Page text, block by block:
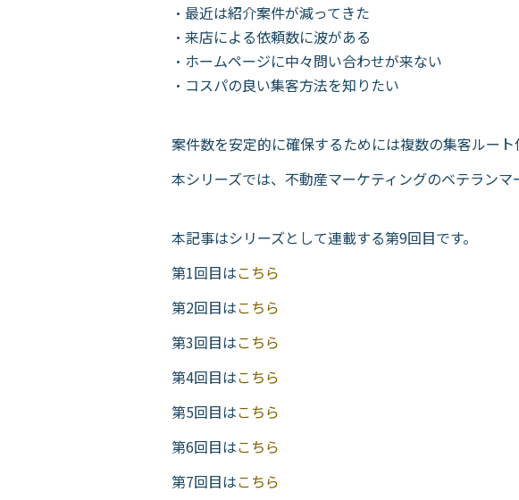
・最近は紹介案件が減ってきた
・来店による依頼数に波がある
・ホームページに中々問い合わせが来ない
・コスパの良い集客方法を知りたい
案件数を安定的に確保するためには複数の集客ルート
本シリーズでは、不動産マーケティングのベテラン
本記事はシリーズとして連載する第9回目です。
第1回目はこちら
第2回目はこちら
第3回目はこちら
第4回目はこちら
第5回目はこちら
第6回目はこちら
第7回目はこちら